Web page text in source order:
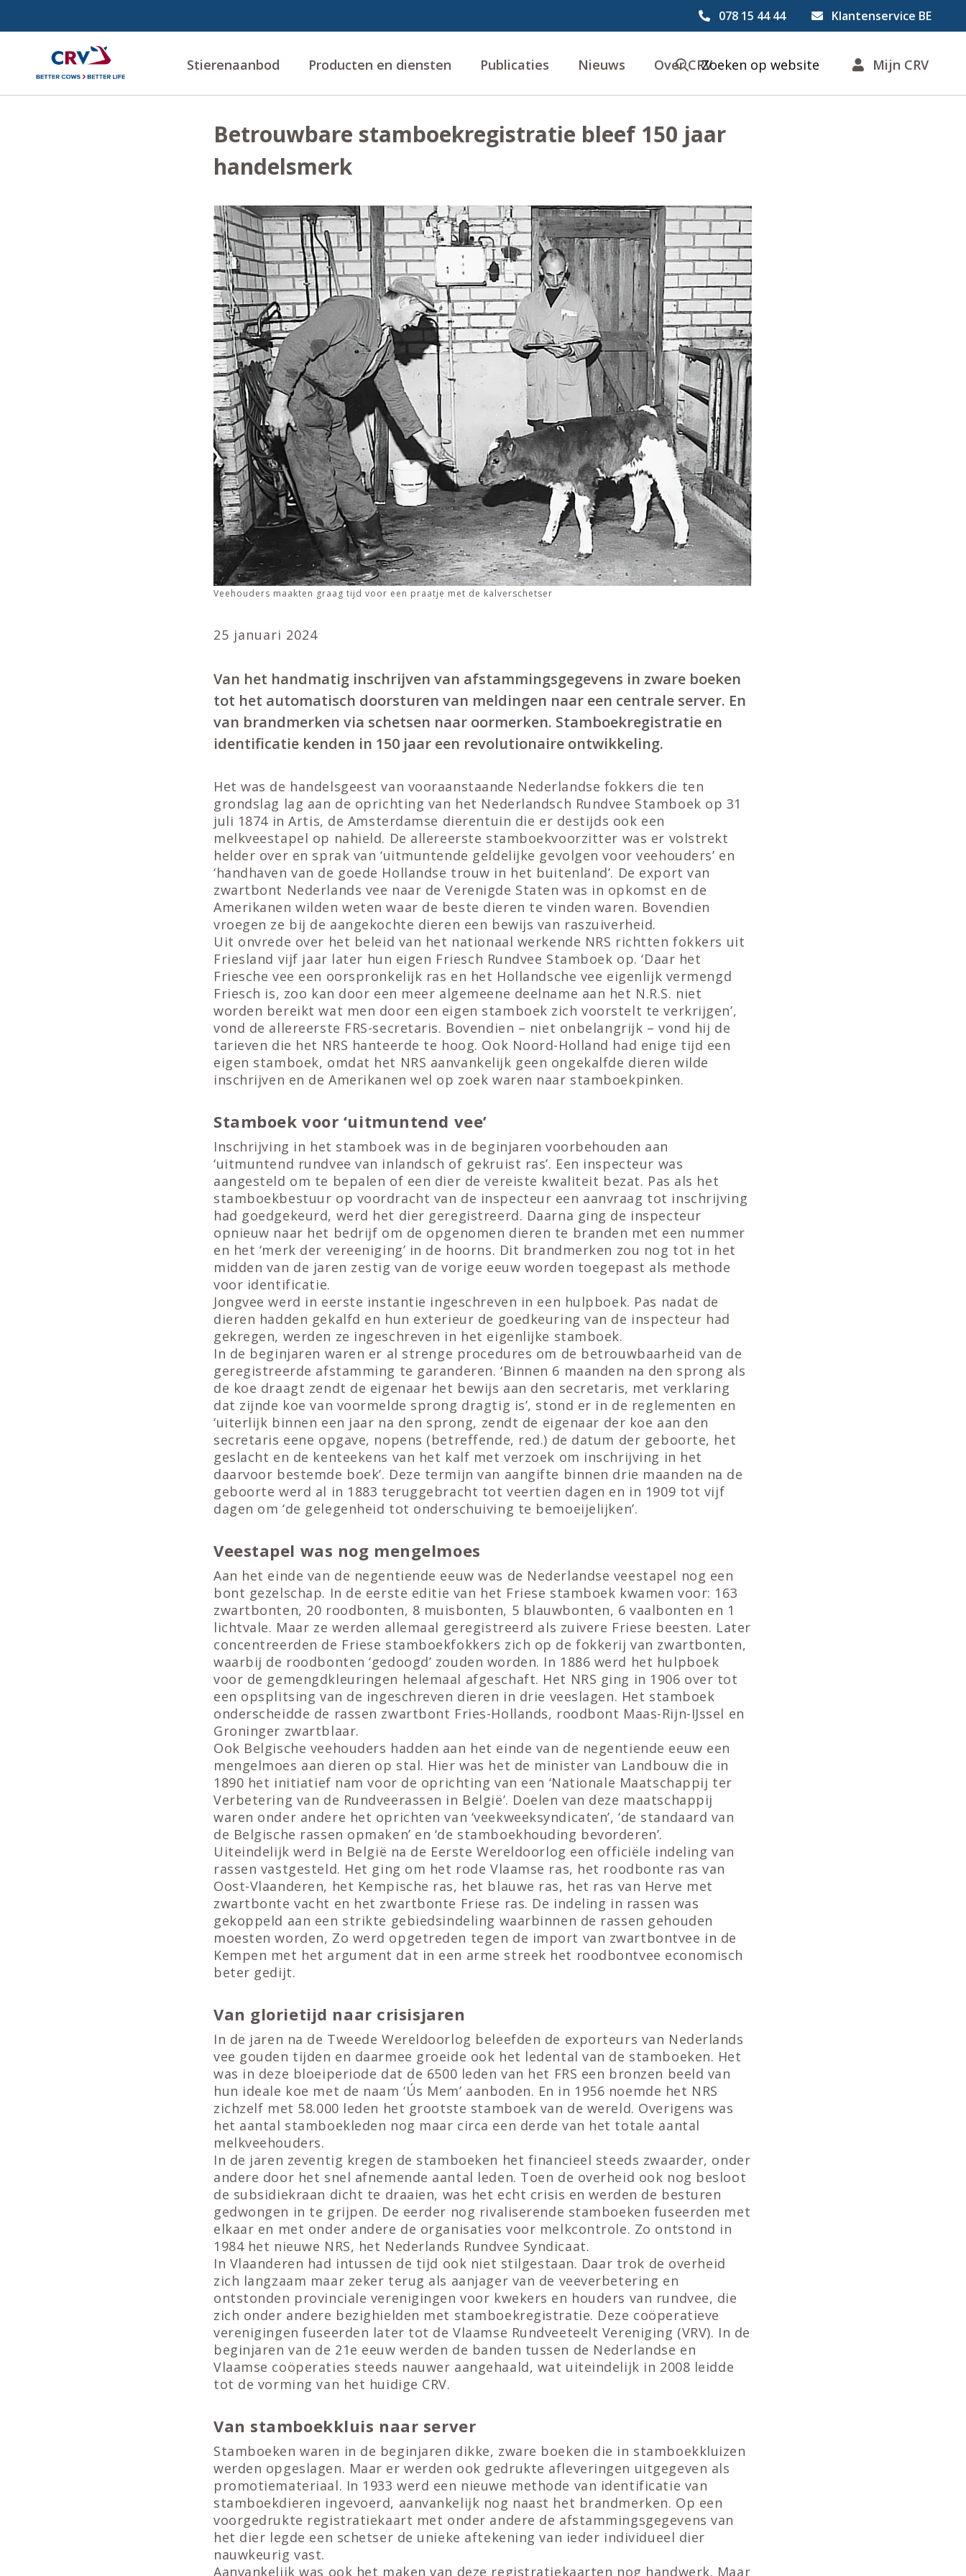
078 15 44 44 Klantenservice BE
Stierenaanbod Producten en diensten Publicaties Nieuws Over CRVZoeken op website Mijn CRV
Betrouwbare stamboekregistratie bleef 150 jaar
handelsmerk
Veehouders maakten graag tijd voor een praatje met de kalverschetser
25 januari 2024
Van het handmatig inschrijven van afstammingsgegevens in zware boeken
tot het automatisch doorsturen van meldingen naar een centrale server. En
van brandmerken via schetsen naar oormerken. Stamboekregistratie en
identificatie kenden in 150 jaar een revolutionaire ontwikkeling.
Het was de handelsgeest van vooraanstaande Nederlandse fokkers die ten
grondslag lag aan de oprichting van het Nederlandsch Rundvee Stamboek op 31
juli 1874 in Artis, de Amsterdamse dierentuin die er destijds ook een
melkveestapel op nahield. De allereerste stamboekvoorzitter was er volstrekt
helder over en sprak van ‘uitmuntende geldelijke gevolgen voor veehouders’ en
‘handhaven van de goede Hollandse trouw in het buitenland’. De export van
zwartbont Nederlands vee naar de Verenigde Staten was in opkomst en de
Amerikanen wilden weten waar de beste dieren te vinden waren. Bovendien
vroegen ze bij de aangekochte dieren een bewijs van raszuiverheid.
Uit onvrede over het beleid van het nationaal werkende NRS richtten fokkers uit
Friesland vijf jaar later hun eigen Friesch Rundvee Stamboek op. ‘Daar het
Friesche vee een oorspronkelijk ras en het Hollandsche vee eigenlijk vermengd
Friesch is, zoo kan door een meer algemeene deelname aan het N.R.S. niet
worden bereikt wat men door een eigen stamboek zich voorstelt te verkrijgen’,
vond de allereerste FRS-secretaris. Bovendien – niet onbelangrijk – vond hij de
tarieven die het NRS hanteerde te hoog. Ook Noord-Holland had enige tijd een
eigen stamboek, omdat het NRS aanvankelijk geen ongekalfde dieren wilde
inschrijven en de Amerikanen wel op zoek waren naar stamboekpinken.
Stamboek voor ‘uitmuntend vee’
Inschrijving in het stamboek was in de beginjaren voorbehouden aan
‘uitmuntend rundvee van inlandsch of gekruist ras’. Een inspecteur was
aangesteld om te bepalen of een dier de vereiste kwaliteit bezat. Pas als het
stamboekbestuur op voordracht van de inspecteur een aanvraag tot inschrijving
had goedgekeurd, werd het dier geregistreerd. Daarna ging de inspecteur
opnieuw naar het bedrijf om de opgenomen dieren te branden met een nummer
en het ‘merk der vereeniging’ in de hoorns. Dit brandmerken zou nog tot in het
midden van de jaren zestig van de vorige eeuw worden toegepast als methode
voor identificatie.
Jongvee werd in eerste instantie ingeschreven in een hulpboek. Pas nadat de
dieren hadden gekalfd en hun exterieur de goedkeuring van de inspecteur had
gekregen, werden ze ingeschreven in het eigenlijke stamboek.
In de beginjaren waren er al strenge procedures om de betrouwbaarheid van de
geregistreerde afstamming te garanderen. ‘Binnen 6 maanden na den sprong als
de koe draagt zendt de eigenaar het bewijs aan den secretaris, met verklaring
dat zijnde koe van voormelde sprong dragtig is’, stond er in de reglementen en
‘uiterlijk binnen een jaar na den sprong, zendt de eigenaar der koe aan den
secretaris eene opgave, nopens (betreffende, red.) de datum der geboorte, het
geslacht en de kenteekens van het kalf met verzoek om inschrijving in het
daarvoor bestemde boek’. Deze termijn van aangifte binnen drie maanden na de
geboorte werd al in 1883 teruggebracht tot veertien dagen en in 1909 tot vijf
dagen om ‘de gelegenheid tot onderschuiving te bemoeijelijken’.
Veestapel was nog mengelmoes
Aan het einde van de negentiende eeuw was de Nederlandse veestapel nog een
bont gezelschap. In de eerste editie van het Friese stamboek kwamen voor: 163
zwartbonten, 20 roodbonten, 8 muisbonten, 5 blauwbonten, 6 vaalbonten en 1
lichtvale. Maar ze werden allemaal geregistreerd als zuivere Friese beesten. Later
concentreerden de Friese stamboekfokkers zich op de fokkerij van zwartbonten,
waarbij de roodbonten ‘gedoogd’ zouden worden. In 1886 werd het hulpboek
voor de gemengdkleuringen helemaal afgeschaft. Het NRS ging in 1906 over tot
een opsplitsing van de ingeschreven dieren in drie veeslagen. Het stamboek
onderscheidde de rassen zwartbont Fries-Hollands, roodbont Maas-Rijn-IJssel en
Groninger zwartblaar.
Ook Belgische veehouders hadden aan het einde van de negentiende eeuw een
mengelmoes aan dieren op stal. Hier was het de minister van Landbouw die in
1890 het initiatief nam voor de oprichting van een ‘Nationale Maatschappij ter
Verbetering van de Rundveerassen in België’. Doelen van deze maatschappij
waren onder andere het oprichten van ‘veekweeksyndicaten’, ‘de standaard van
de Belgische rassen opmaken’ en ‘de stamboekhouding bevorderen’.
Uiteindelijk werd in België na de Eerste Wereldoorlog een officiële indeling van
rassen vastgesteld. Het ging om het rode Vlaamse ras, het roodbonte ras van
Oost-Vlaanderen, het Kempische ras, het blauwe ras, het ras van Herve met
zwartbonte vacht en het zwartbonte Friese ras. De indeling in rassen was
gekoppeld aan een strikte gebiedsindeling waarbinnen de rassen gehouden
moesten worden, Zo werd opgetreden tegen de import van zwartbontvee in de
Kempen met het argument dat in een arme streek het roodbontvee economisch
beter gedijt.
Van glorietijd naar crisisjaren
In de jaren na de Tweede Wereldoorlog beleefden de exporteurs van Nederlands
vee gouden tijden en daarmee groeide ook het ledental van de stamboeken. Het
was in deze bloeiperiode dat de 6500 leden van het FRS een bronzen beeld van
hun ideale koe met de naam ‘Ús Mem’ aanboden. En in 1956 noemde het NRS
zichzelf met 58.000 leden het grootste stamboek van de wereld. Overigens was
het aantal stamboekleden nog maar circa een derde van het totale aantal
melkveehouders.
In de jaren zeventig kregen de stamboeken het financieel steeds zwaarder, onder
andere door het snel afnemende aantal leden. Toen de overheid ook nog besloot
de subsidiekraan dicht te draaien, was het echt crisis en werden de besturen
gedwongen in te grijpen. De eerder nog rivaliserende stamboeken fuseerden met
elkaar en met onder andere de organisaties voor melkcontrole. Zo ontstond in
1984 het nieuwe NRS, het Nederlands Rundvee Syndicaat.
In Vlaanderen had intussen de tijd ook niet stilgestaan. Daar trok de overheid
zich langzaam maar zeker terug als aanjager van de veeverbetering en
ontstonden provinciale verenigingen voor kwekers en houders van rundvee, die
zich onder andere bezighielden met stamboekregistratie. Deze coöperatieve
verenigingen fuseerden later tot de Vlaamse Rundveeteelt Vereniging (VRV). In de
beginjaren van de 21e eeuw werden de banden tussen de Nederlandse en
Vlaamse coöperaties steeds nauwer aangehaald, wat uiteindelijk in 2008 leidde
tot de vorming van het huidige CRV.
Van stamboekkluis naar server
Stamboeken waren in de beginjaren dikke, zware boeken die in stamboekkluizen
werden opgeslagen. Maar er werden ook gedrukte afleveringen uitgegeven als
promotiemateriaal. In 1933 werd een nieuwe methode van identificatie van
stamboekdieren ingevoerd, aanvankelijk nog naast het brandmerken. Op een
voorgedrukte registratiekaart met onder andere de afstammingsgegevens van
het dier legde een schetser de unieke aftekening van ieder individueel dier
nauwkeurig vast.
Aanvankelijk was ook het maken van deze registratiekaarten nog handwerk. Maar